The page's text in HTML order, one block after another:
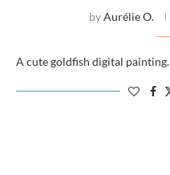
byAurélie O.
A cute goldfish digital painting.